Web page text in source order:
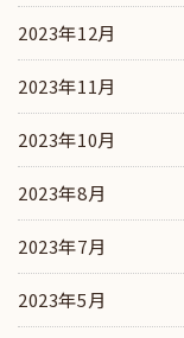
2023年12月
2023年11月
2023年10月
2023年8月
2023年7月
2023年5月